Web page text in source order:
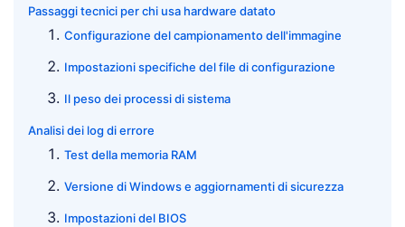
Passaggi tecnici per chi usa hardware datato
Configurazione del campionamento dell'immagine
Impostazioni specifiche del file di configurazione
Il peso dei processi di sistema
Analisi dei log di errore
Test della memoria RAM
Versione di Windows e aggiornamenti di sicurezza
Impostazioni del BIOS